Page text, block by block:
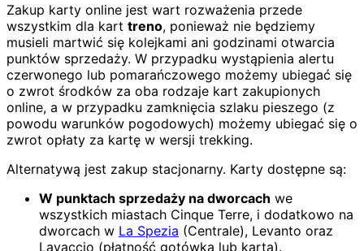
Zakup karty online jest wart rozważenia przede
wszystkim dla kart treno, ponieważ nie będziemy
musieli martwić się kolejkami ani godzinami otwarcia
punktów sprzedaży. W przypadku wystąpienia alertu
czerwonego lub pomarańczowego możemy ubiegać się
o zwrot środków za oba rodzaje kart zakupionych
online, a w przypadku zamknięcia szlaku pieszego (z
powodu warunków pogodowych) możemy ubiegać się o
zwrot opłaty za kartę w wersji trekking.
Alternatywą jest zakup stacjonarny. Karty dostępne są:
W punktach sprzedaży na dworcach we
wszystkich miastach Cinque Terre, i dodatkowo na
dworcach w La Spezia (Centrale), Levanto oraz
Lavaccio (płatność gotówką lub kartą).